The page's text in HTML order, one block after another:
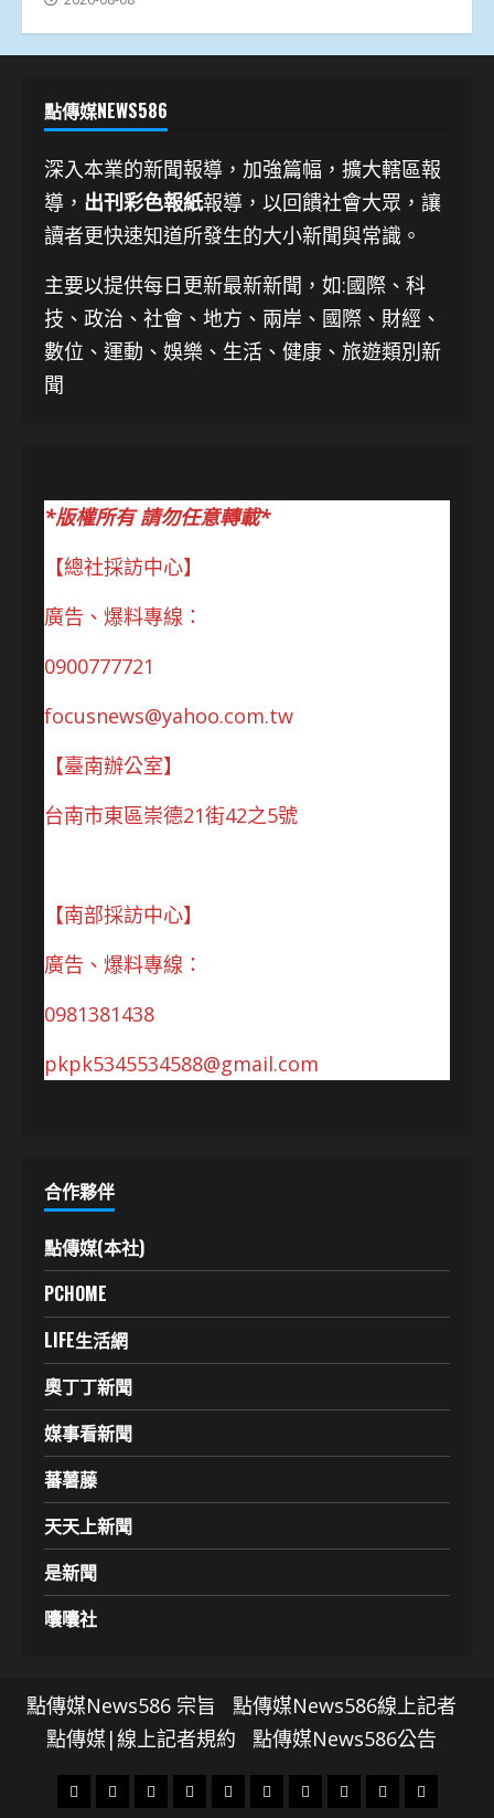
點傳媒NEWS586
深入本業的新聞報導，加強篇幅，擴大轄區報
導， 出刊彩色報紙報導，以回饋社會大眾，讓
讀者更快速知道所發生的大小新聞與常識。
主要以提供每日更新最新新聞 ，如:國際、科
技、 政治、社會、地方、兩岸、國際、財經、
數位、運動、娛樂、生活、健康、旅遊類別新
聞
*版權所有 請勿任意轉載*
【總社採訪中心】
廣告、爆料專線：
0900777721
focusnews@yahoo.com.tw
【臺南辦公室】
台南市東區崇德21街42之5號
【南部採訪中心】
廣告、爆料專線：
0981381438
pkpk5345534588@gmail.com
合作夥伴
點傳媒(本社)
PCHOME
LIFE生活網
奧丁丁新聞
媒事看新聞
蕃薯藤
天天上新聞
是新聞
囔囔社
點傳媒News586 宗旨
點傳媒News586線上記者
點傳媒|線上記者規約
點傳媒News586公告
頭
財
地
文
專
娛
政
國
運
生